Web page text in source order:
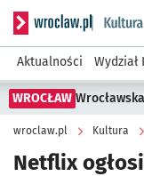
Serwis
Aktualności Wydział
WROCŁAW
wroclaw.pl Kultura
Netflix